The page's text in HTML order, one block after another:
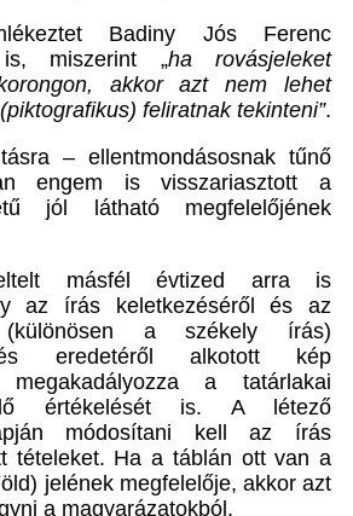
Badiny Jós Ferenc
is, miszerint „ha rovásjeleket
akkor azt nem lehet
feliratnak tekinteni”.
– ellentmondásosnak tűnő
engem is visszariasztott a
jól látható megfelelőjének
másfél évtized arra is
az írás keletkezéséről és az
(különösen a székely írás)
és eredetéről alkotott kép
megakadályozza a tatárlakai
értékelését is. A létező
módosítani kell az írás
tételeket. Ha a táblán ott van a
jelének megfelelője, akkor azt
a magyarázatokból.